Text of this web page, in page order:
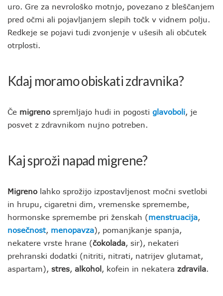
uro. Gre za nevrološko motnjo, povezano z bleščanjem
pred očmi ali pojavljanjem slepih točk v vidnem polju.
Redkeje se pojavi tudi zvonjenje v ušesih ali občutek
otrplosti.
Kdaj moramo obiskati zdravnika?
Če migreno spremljajo hudi in pogosti glavoboli, je
posvet z zdravnikom nujno potreben.
Kaj sproži napad migrene?
Migreno lahko sprožijo izpostavljenost močni svetlobi
in hrupu, cigaretni dim, vremenske spremembe,
hormonske spremembe pri ženskah (menstruacija,
nosečnost, menopavza), pomanjkanje spanja,
nekatere vrste hrane (čokolada, sir), nekateri
prehranski dodatki (nitriti, nitrati, natrijev glutamat,
aspartam), stres, alkohol , kofein in nekatera zdravila.